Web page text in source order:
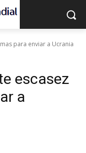
para enviar a Ucrania
escasez
a